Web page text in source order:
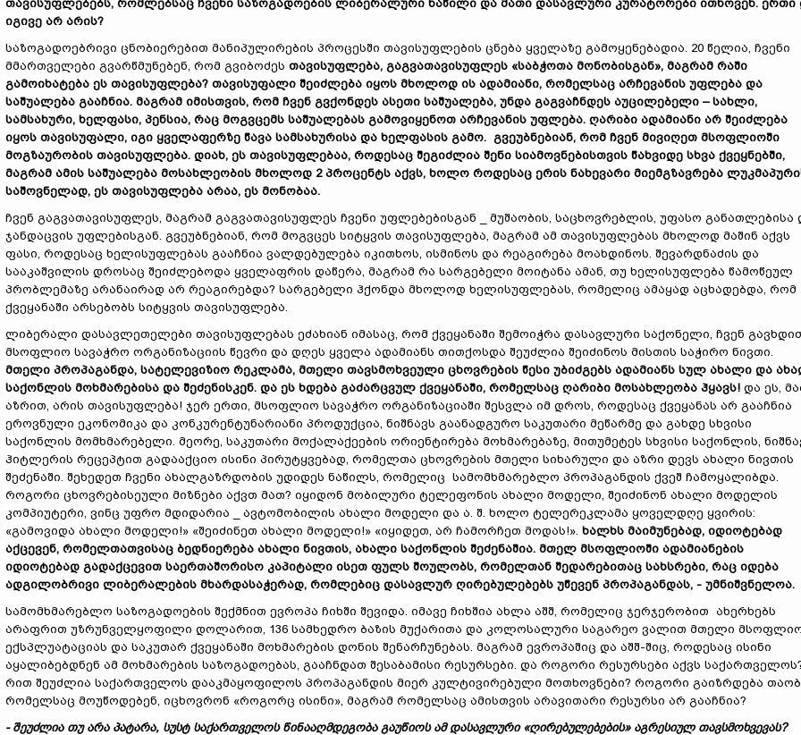
თავისუფლებებს, რომლებსაც ჩვენი საზოგადოების ლიბერალური ნაწილი და მათი დასავლური კურატორები ითხოვენ. ერთი
იგივე არ არის?
საზოგადოებრივი ცნობიერებით მანიპულირების პროცესში თავისუფლების ცნება ყველაზე გამოყენებადია. 20 წელია, ჩვენი
მმართველები გვარწმუნებენ, რომ გვიბოძეს თავისუფლება, გაგვათავისუფლეს «საბჭოთა მონობისგან», მაგრამ რაში
გამოიხატება ეს თავისუფლება? თავისუფალი შეიძლება იყოს მხოლოდ ის ადამიანი, რომელსაც არჩევანის უფლება და
საშუალება გააჩნია. მაგრამ იმისთვის, რომ ჩვენ გვქონდეს ასეთი საშუალება, უნდა გაგვაჩნდეს აუცილებელი – სახლი,
სამსახური, ხელფასი, პენსია, რაც მოგვცემს საშუალებას გამოვიყენოთ არჩევანის უფლება. ღარიბი ადამიანი არ შეიძლება
იყოს თავისუფალი, იგი ყველაფერზე წავა სამსახურისა და ხელფასის გამო. გვეუბნებიან, რომ ჩვენ მივიღეთ მსოფლიოში
მოგზაურობის თავისუფლება. დიახ, ეს თავისუფლებაა, როდესაც შეგიძლია შენი სიამოვნებისთვის წახვიდე სხვა ქვეყნებში,
მაგრამ ამის საშუალება მოსახლეობის მხოლოდ 2 პროცენტს აქვს, ხოლო როდესაც ერის ნახევარი მიემგზავრება
საშოვნელად, ეს თავისუფლება არაა, ეს მონობაა.
ჩვენ გაგვათავისუფლეს, მაგრამ გაგვათავისუფლეს ჩვენი უფლებებისგან _ მუშაობის, საცხოვრებლის, უფასო განათლებისა
ჯანდაცვის უფლებისგან. გვეუბნებიან, რომ მოგვცეს სიტყვის თავისუფლება, მაგრამ ამ თავისუფლებას მხოლოდ მაშინ აქვს
ფასი, როდესაც ხელისუფლებას გააჩნია ვალდებულება იკითხოს, ისმინოს და რეაგირება მოახდინოს. შევარდნაძის და
სააკაშვილის დროსაც შეიძლებოდა ყველაფრის დაწერა, მაგრამ რა სარგებელი მოიტანა ამან, თუ ხელისუფლება წამოწეულ
პრობლემაზე არანაირად არ რეაგირებდა? სარგებელი ჰქონდა მხოლოდ ხელისუფლებას, რომელიც ამაყად აცხადებდა, რომ
ქვეყანაში არსებობს სიტყვის თავისუფლება.
ლიბერალი დასავლეთელები თავისუფლებას ეძახიან იმასაც, რომ ქვეყანაში შემოიჭრა დასავლური საქონელი, ჩვენ
მსოფლიო სავაჭრო ორგანიზაციის წევრი და დღეს ყველა ადამიანს თითქოსდა შეუძლია შეიძინოს მისთის საჭირო ნივთი.
მთელი პროპაგანდა, სატელევიზიო რეკლამა, მთელი თავსმოხვეული ცხოვრების წესი უბიძგებს ადამიანს სულ ახალი და
საქონლის მოხმარებისა და შეძენისკენ. და ეს ხდება გაძარცვულ ქვეყანაში, რომელსაც ღარიბი მოსახლეობა ჰყავს! და ეს,
აზრით, არის თავისუფლება! ჯერ ერთი, მსოფლიო სავაჭრო ორგანიზაციაში შესვლა იმ დროს, როდესაც ქვეყანას არ გააჩნია
ეროვნული ეკონომიკა და კონკურენტუნარიანი პროდუქცია, ნიშნავს გაანადგურო საკუთარი მეწარმე და გახდე სხვისი
საქონლის მომხმარებელი. მეორე, საკუთარი მოქალაქეების ორიენტირება მოხმარებაზე, მითუმეტეს სხვისი საქონლის,
ჰიტლერის რეცეპტით გადააქციო ისინი პირუტყვებად, რომელთა ცხოვრების მთელი სიხარული და აზრი დევს ახალი ნივთის
შეძენაში. შეხედეთ ჩვენი ახალგაზრდობის უდიდეს ნაწილს, რომელიც სამომხმარებლო პროპაგანდის ქვეშ ჩამოყალიბდა.
როგორი ცხოვრებისეული მიზნები აქვთ მათ? იყიდონ მობილური ტელეფონის ახალი მოდელი, შეიძინონ ახალი მოდელის
კომპიუტერი, ვინც უფრო მდიდარია _ ავტომობილის ახალი მოდელი და ა. შ. ხოლო ტელერეკლამა ყოველდღე ყვირის:
«გამოვიდა ახალი მოდელი!» «შეიძინეთ ახალი მოდელი!» «იყიდეთ, არ ჩამორჩეთ მოდას!». ხალხს მაიმუნებად, იდიოტებად
აქცევენ, რომელთათვისაც ბედნიერება ახალი ნივთის, ახალი საქონლის შეძენაშია. მთელ მსოფლიოში ადამიანების
იდიოტებად გადაქცევით საერთაშორისო კაპიტალი ისეთ ფულს შოულობს, რომელთან შედარებითაც სახსრები, რაც იდება
ადგილობრივი ლიბერალების მხარდასაჭერად, რომლებიც დასავლურ ღირებულებებს უწევენ პროპაგანდას, - უმნიშვნელოა.
სამომხმარებლო საზოგადოების შექმნით ევროპა ჩიხში შევიდა. იმავე ჩიხშია ახლა აშშ, რომელიც ჯერჯერობით ახერხებს
არაფრით უზრუნველყოფილი დოლარით, 136 სამხედრო ბაზის მუქარითა და კოლოსალური საგარეო ვალით მთელი
ექსპლუატაციას და საკუთარ ქვეყანაში მოხმარების დონის შენარჩუნებას. მაგრამ ევროპაშიც და აშშ-შიც, როდესაც ისინი
აყალიბებდნენ ამ მოხმარების საზოგადოებას, გააჩნდათ შესაბამისი რესურსები. და როგორი რესურსები აქვს
რით შეუძლია საქართველოს დააკმაყოფილოს პროპაგანდის მიერ კულტივირებული მოთხოვნები? როგორი გაიზრდება
რომელსაც მოუწოდებენ, იცხოვრონ «როგორც ისინი», მაგრამ რომელსაც ამისთვის არავითარი რესურსი არ გააჩნია?
- შეუძლია თუ არა პატარა, სუსტ საქართველოს წინააღმდეგობა გაუწიოს ამ დასავლური «ღირებულებების» აგრესიულ თავსმოხვევას?